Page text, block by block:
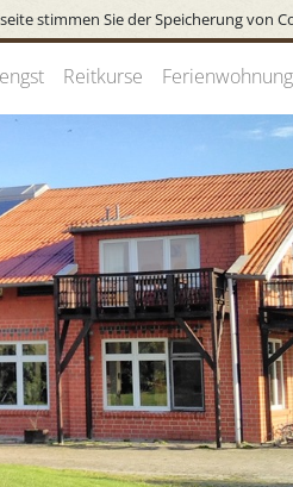
stimmen Sie der Speicherung von
Reitkurse